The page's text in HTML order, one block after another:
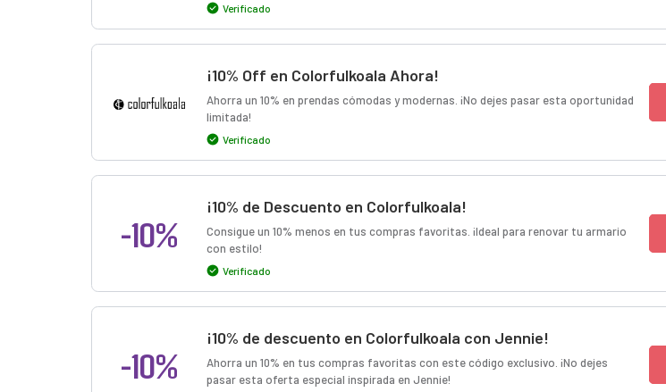
Verificado
¡10% Off en Colorfulkoala Ahora!
Ahorra un 10% en prendas cómodas y modernas. ¡No dejes pasar esta oportunidad
limitada!
Verificado
-10%
¡10% de Descuento en Colorfulkoala!
Consigue un 10% menos en tus compras favoritas. ¡Ideal para renovar tu armario
con estilo!
Verificado
-10%
¡10% de descuento en Colorfulkoala con Jennie!
Ahorra un 10% en tus compras favoritas con este código exclusivo. ¡No dejes
pasar esta oferta especial inspirada en Jennie!